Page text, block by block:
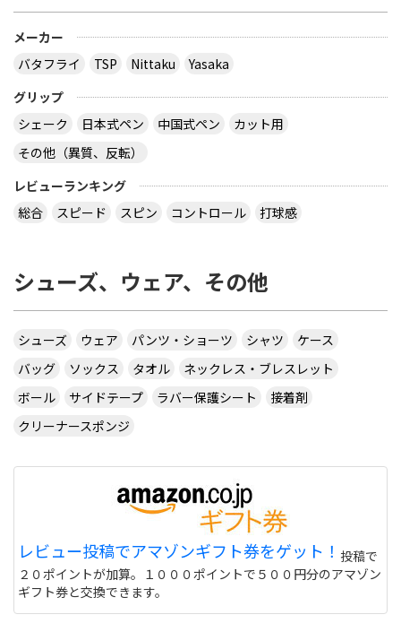
メーカー
バタフライ
TSP Nittaku
Yasaka
グリップ
シェーク
日本式ペン 中国式ペン
カット用
その他（異質、反転）
レビューランキング
総合
スピード スピン コントロール 打球感
シューズ、ウェア、その他
シューズ ウェア パンツ・ショーツ シャツ
ケース
バッグ
ソックス タオル
ネックレス・ブレスレット
ボール
サイドテープ ラバー保護シート
接着剤
クリーナースポンジ
レビュー投稿でアマゾンギフト券をゲット！ 投稿で
２０ポイントが加算。１０００ポイントで５００円分のアマゾン
ギフト券と交換できます。